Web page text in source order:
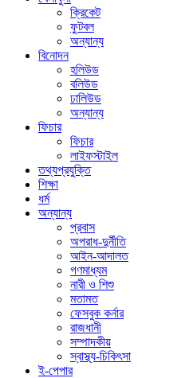
ক্রিকেট
ফুটবল
অন্যান্য
বিনোদন
হলিউড
বলিউড
ঢালিউড
অন্যান্য
ফিচার
ফিচার
লাইফস্টাইল
তথ্যপ্রযুক্তি
শিক্ষা
ধর্ম
অন্যান্য
প্রবাস
অপরাধ-দুর্নীতি
আইন-আদালত
গণমাধ্যম
নারী ও শিশু
মতামত
ফেসবুক কর্নার
রাজধানী
সম্পাদকীয়
স্বাস্থ্য-চিকিৎসা
ই-পেপার